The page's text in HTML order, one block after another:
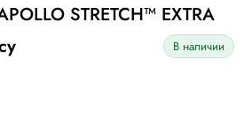
STRETCH™ EXTRA
В наличии